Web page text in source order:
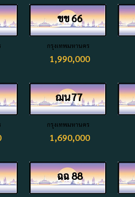
66
ขข
กรุงเทพมหานคร
1,990,000
77
ฌน
กรุงเทพมหานคร
1,690,000
88
ฉฉ